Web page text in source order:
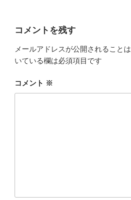
コメントを残す
メールアドレスが公開されることは
いている欄は必須項目です
コメント ※